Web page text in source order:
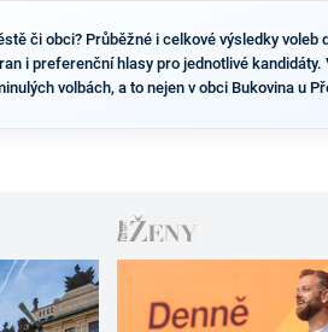
či obci? Průběžné i celkové výsledky
i preferenční hlasy pro jednotlivé
volbách, a to nejen v obci Bukovina u